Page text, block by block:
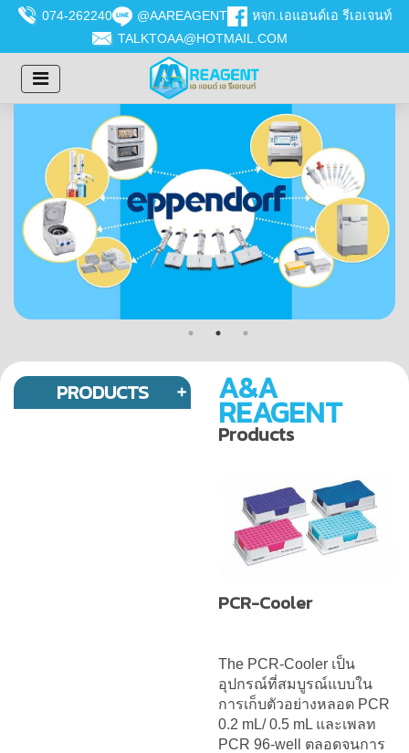
074-262240 @AAREAGENT
หจก.เอแอนด์เอ รีเอเจนท์
TALKTOAA@HOTMAIL.COM
PRODUCTS A&A
REAGENT
Products
PCR-Cooler
The PCR-Cooler เป็น
อุปกรณ์ที่สมบูรณ์แบบใน
การเก็บตัวอย่างหลอด PCR
0.2 mL/ 0.5 mL และเพลท
PCR 96-well ตลอดจนการ